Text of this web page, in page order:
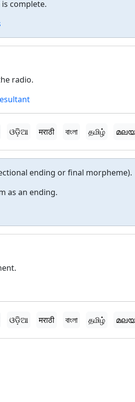
complete.
radio.
ଓଡ଼ିଆ मराठी বাংলা தமிழ்
ending or final morpheme).
as an ending.
ଓଡ଼ିଆ मराठी বাংলা தமிழ்